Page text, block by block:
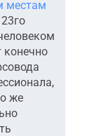
местам
конечно
же